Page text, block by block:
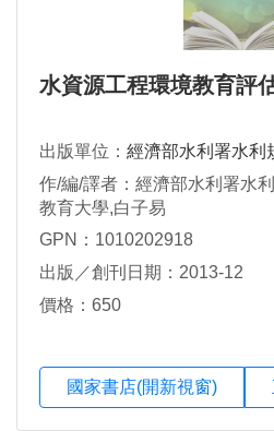
水資源工程環境教育評
出版單位： 經濟部水利署水利
作/編/譯者：經濟部水利署水
教育大學,白子易
GPN：1010202918
出版／創刊日期：2013-12
價格：650
國家書店(開新視窗)